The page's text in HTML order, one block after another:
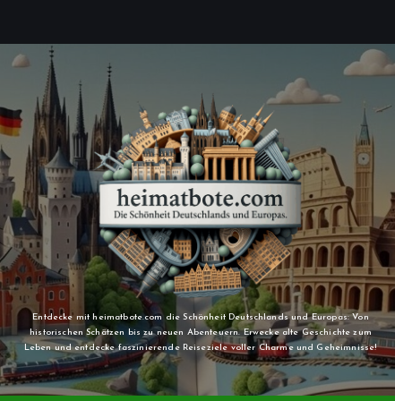
Entdecke mit heimatbote.com die Schönheit Deutschlands und Europas: Von
historischen Schätzen bis zu neuen Abenteuern. Erwecke alte Geschichte zum
Leben und entdecke faszinierende Reiseziele voller Charme und Geheimnisse!